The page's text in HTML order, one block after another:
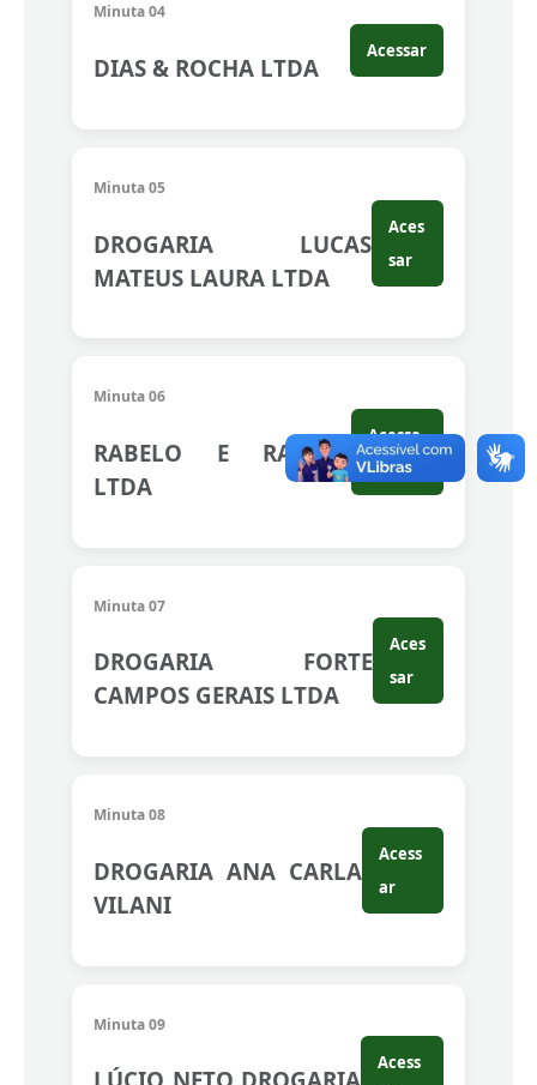
Minuta 04
DIAS & ROCHA LTDA
Acessar
Minuta 05
DROGARIA LUCAS
MATEUS LAURA LTDA
Aces
sar
Minuta 06
RABELO E RABELO
LTDA
Acessa
r
Minuta 07
DROGARIA FORTE
CAMPOS GERAIS LTDA
Aces
sar
Minuta 08
DROGARIA ANA CARLA
VILANI
Acess
ar
Minuta 09
Acess